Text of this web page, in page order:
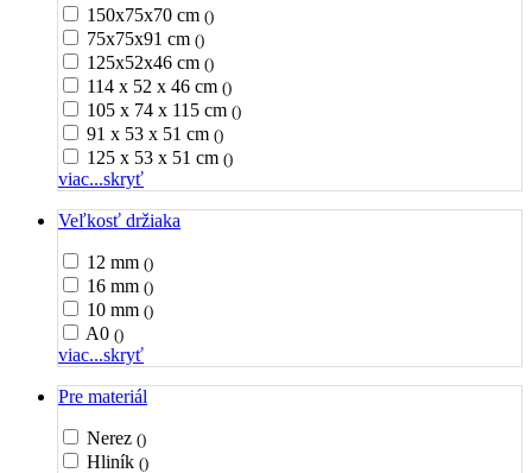
150x75x70 cm ()
75x75x91 cm ()
125x52x46 cm ()
114 x 52 x 46 cm ()
105 x 74 x 115 cm ()
91 x 53 x 51 cm ()
125 x 53 x 51 cm ()
viac...skryť
Veľkosť držiaka
12 mm ()
16 mm ()
10 mm ()
A0 ()
viac...skryť
Pre materiál
Nerez ()
Hliník ()